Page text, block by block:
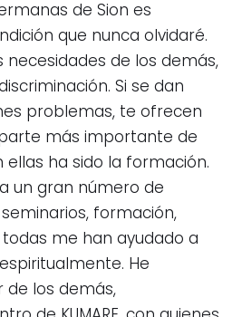
de Sion es
que nunca olvidaré.
necesidades de los demás,
Si se dan
problemas, te ofrecen
más importante de
ellas ha sido la formación.
un gran número de
formación,
me han ayudado a
He
de los demás,